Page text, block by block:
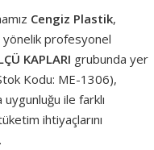
Cengiz Plastik,
yönelik profesyonel
KAPLARI grubunda yer
Kodu: ME-1306),
uygunluğu ile farklı
ihtiyaçlarını